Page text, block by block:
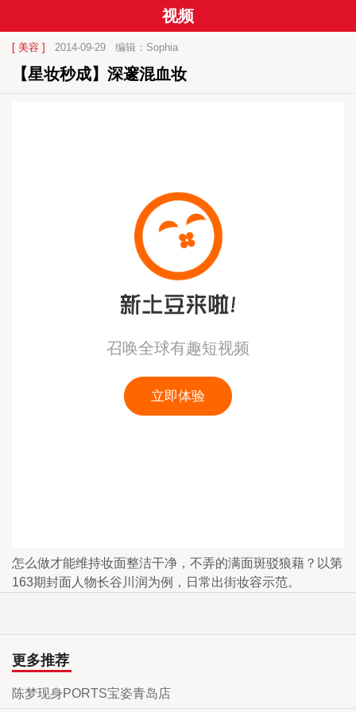
视频
[ 美容 ] 2014-09-29 编辑：Sophia
【星妆秒成】深邃混血妆
怎么做才能维持妆面整洁干净，不弄的满面斑驳狼藉？以第
163期封面人物长谷川润为例，日常出街妆容示范。
更多推荐
陈梦现身PORTS宝姿青岛店